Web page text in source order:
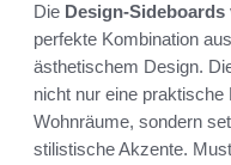
Die Design-
perfekte Kombination
ästhetischem Design.
nicht nur eine
Wohnräume, sondern
stilistische Akzente.